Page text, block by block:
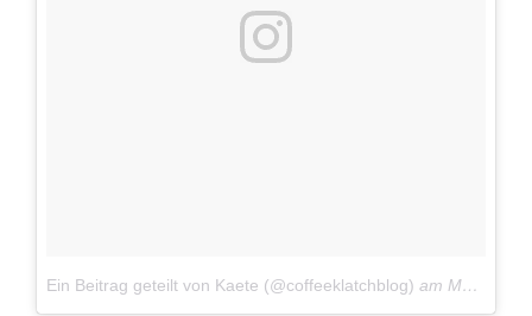
Ein Beitrag geteilt von Kaete (@coffeeklatchblog) am Mär 2, 2017 um 6:57 PST